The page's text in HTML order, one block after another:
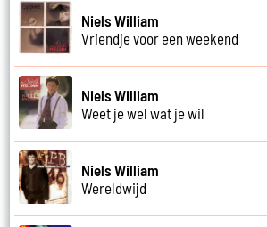
Niels William
Vriendje voor een weekend
Niels William
Weet je wel wat je wil
Niels William
Wereldwijd